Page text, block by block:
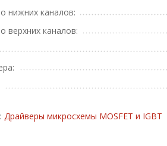
нижних каналов:
верхних каналов:
Драйверы микросхемы MOSFET и IGBT